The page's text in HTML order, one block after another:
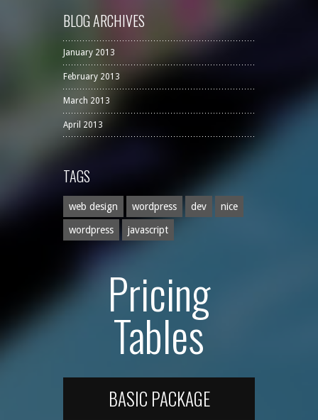
BLOG ARCHIVES
January 2013
February 2013
March 2013
April 2013
TAGS
web design wordpress dev nice
wordpress javascript
Pricing
Tables
BASIC PACKAGE